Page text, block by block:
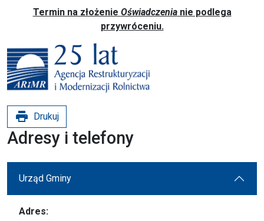
Termin na złożenie Oświadczenianie podlega
przywróceniu.
print Drukuj
Adresy i telefony
Urząd Gminy
Adres: